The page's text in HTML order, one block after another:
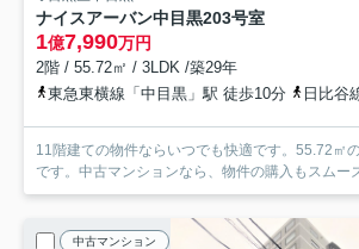
ナイスアーバン中目黒203号室
1億7,990万円
2階 / 55.72㎡ / 3LDK /築29年
東急東横線「中目黒」駅 徒歩10分
日比谷線
11階建ての物件ならいつでも快適です。55.72㎡
です。中古マンションなら、物件の購入もスムー
中古マンション